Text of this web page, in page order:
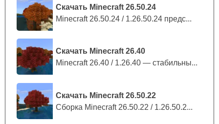
Скачать Minecraft 26.50.24
Minecraft 26.50.24 / 1.26.50.24 предс...
Скачать Minecraft 26.40
Minecraft 26.40 / 1.26.40 — стабильны...
Скачать Minecraft 26.50.22
Сборка Minecraft 26.50.22 / 1.26.50.2...
Серные пещеры и Серный
куб
Майнкрафт Бедрок 26.30.29 / 1.26.30.29 заметно
развивает подземную часть Chaos Cubed
пещеры теперь лучше раскрывают свою атмосферу за
счёт цвета травы, серных бассейнов, уменьшенного
количества светящегося лишайника и обновлённой
генерации участков, выходящих к поверхности.